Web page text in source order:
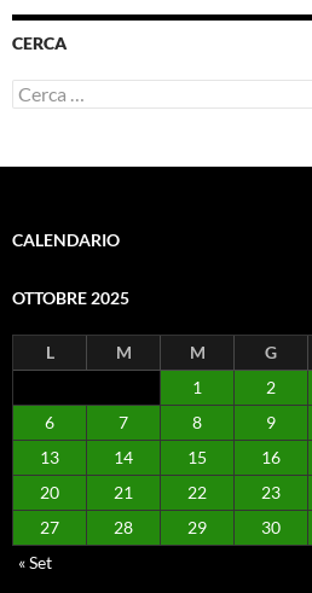
CERCA
Ricerca
per:
CALENDARIO
OTTOBRE 2025
L M M G
1
2
6
7 8 9
13
14 15 16
20
21 22 23
27
28 29 30
« Set